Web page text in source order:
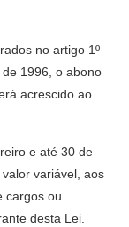
no artigo 1º
1996, o abono
acrescido ao
e até 30 de
variável, aos
cargos ou
desta Lei.